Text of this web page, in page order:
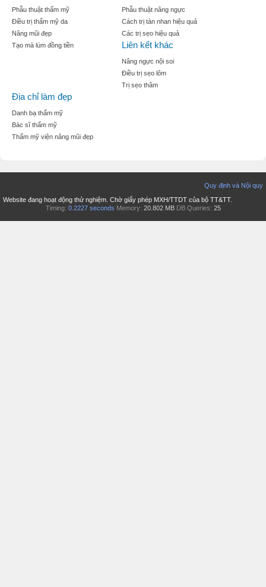
Phẫu thuật thẩm mỹ
Điều trị thẩm mỹ da
Nâng mũi đẹp
Tạo mà lúm đồng tiền
Phẫu thuật nâng ngực
Cách trị tàn nhan hiệu quả
Các trị sẹo hiệu quả
Liên kết khác
Nâng ngực nội soi
Điều trị sẹo lõm
Trị sẹo thâm
Địa chỉ làm đẹp
Danh bạ thẩm mỹ
Bác sĩ thẩm mỹ
Thẩm mỹ viện nâng mũi đẹp
Quy định và Nội quy
Website đang hoạt động thử nghiệm. Chờ giấy phép MXH/TTDT của bộ TT&TT.
Timing: 0.2227 seconds Memory: 20.802 MB DB Queries: 25